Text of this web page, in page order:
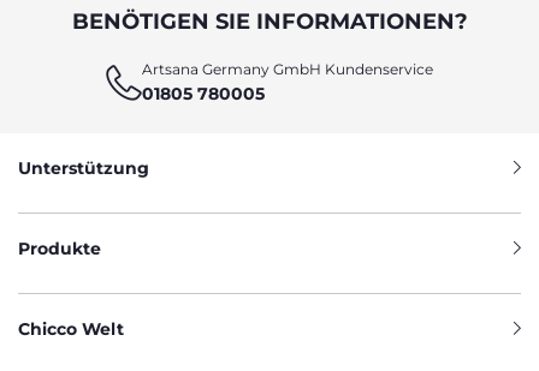
BENÖTIGEN SIE INFORMATIONEN?
Artsana Germany GmbH Kundenservice
01805 780005
Unterstützung
Produkte
Chicco Welt